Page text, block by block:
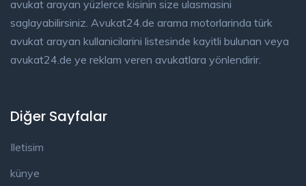
avukat arayan yüzlerce kisinin size ulasmasini
saglayabilirsiniz. Avukat24.de arama motorlarinda türk
avukat arayan kullanicilarini listesinde kayitli bulunan veya
avukat24.de ye reklam veren avukatlara yönlendirir.
Diğer Sayfalar
Iletisim
künye